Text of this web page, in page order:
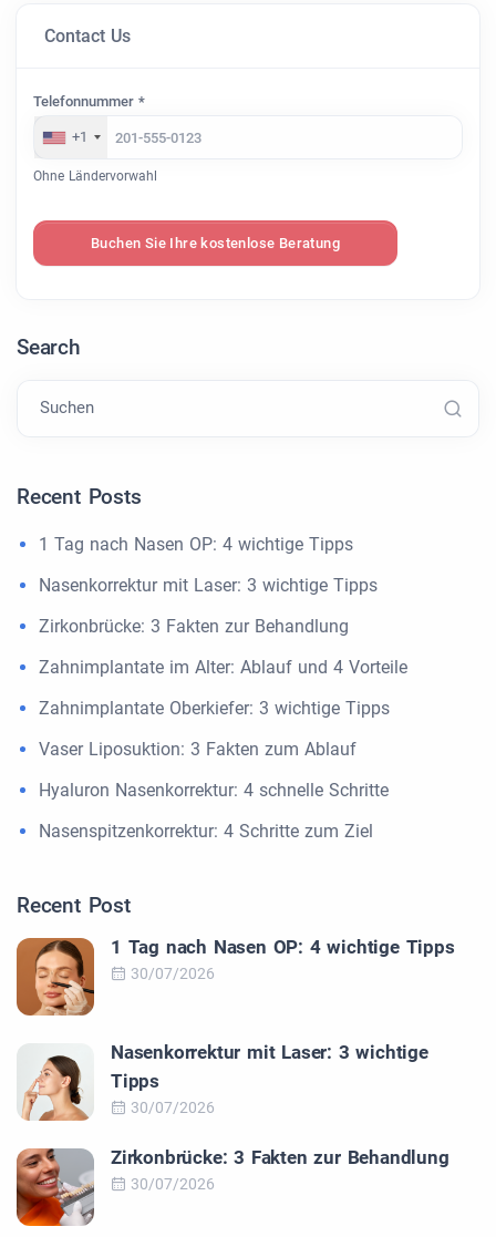
Contact Us
Telefonnummer *
+1
Ohne Ländervorwahl
Buchen Sie Ihre kostenlose Beratung
Search
Suchen
Recent Posts
1 Tag nach Nasen OP: 4 wichtige Tipps
Nasenkorrektur mit Laser: 3 wichtige Tipps
Zirkonbrücke: 3 Fakten zur Behandlung
Zahnimplantate im Alter: Ablauf und 4 Vorteile
Zahnimplantate Oberkiefer: 3 wichtige Tipps
Vaser Liposuktion: 3 Fakten zum Ablauf
Hyaluron Nasenkorrektur: 4 schnelle Schritte
Nasenspitzenkorrektur: 4 Schritte zum Ziel
Recent Post
1 Tag nach Nasen OP: 4 wichtige Tipps
30/07/2026
Nasenkorrektur mit Laser: 3 wichtige
Tipps
30/07/2026
Zirkonbrücke: 3 Fakten zur Behandlung
30/07/2026